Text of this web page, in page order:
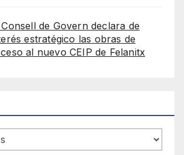
Consell de Govern declara de
estratégico las obras de
al nuevo CEIP de Felanitx